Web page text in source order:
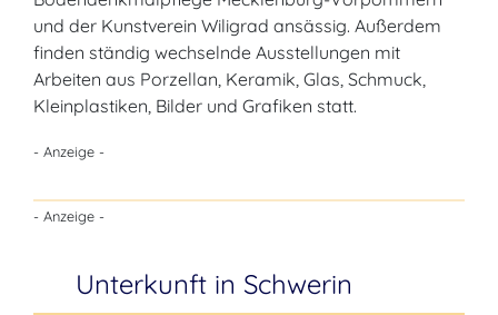
und der Kunstverein Wiligrad ansässig. Außerdem
finden ständig wechselnde Ausstellungen mit
Arbeiten aus Porzellan, Keramik, Glas, Schmuck,
Kleinplastiken, Bilder und Grafiken statt.
- Anzeige -
- Anzeige -
Unterkunft in Schwerin